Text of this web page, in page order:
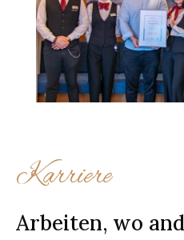
Karriere
Arbeiten, wo